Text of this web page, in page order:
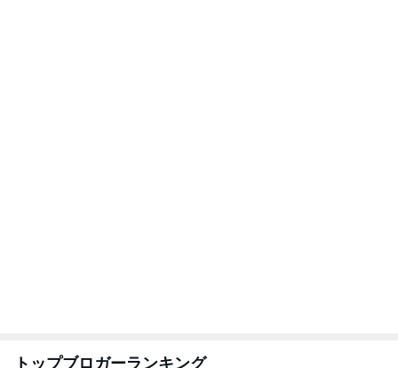
トップブロガーランキング